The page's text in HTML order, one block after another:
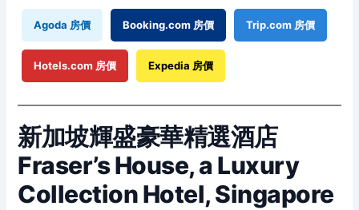
Agoda 房價 Booking.com 房價 Trip.com 房價
Hotels.com 房價 Expedia 房價
新加坡輝盛豪華精選酒店
Fraser’s House, a Luxury
Collection Hotel, Singapore